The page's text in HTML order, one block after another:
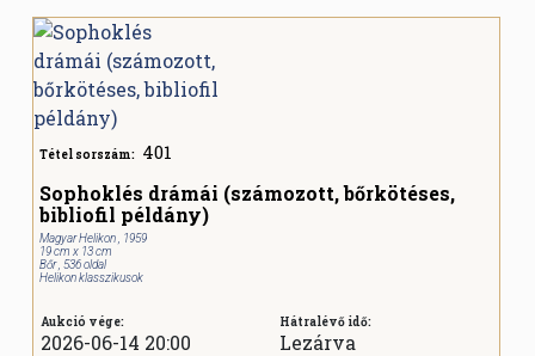
Tétel sorszám: 401
Sophoklés drámái (számozott, bőrkötéses,
bibliofil példány)
Magyar Helikon , 1959
19 cm x 13 cm
Bőr , 536 oldal
Helikon klasszikusok
Aukció vége:
2026-06-14 20:00
Hátralévő idő:
Lezárva